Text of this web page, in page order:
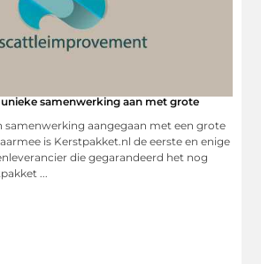
samenwerking aan met grote
samenwerking aangegaan met een grote
is Kerstpakket.nl de eerste en enige
die gegarandeerd het nog
...